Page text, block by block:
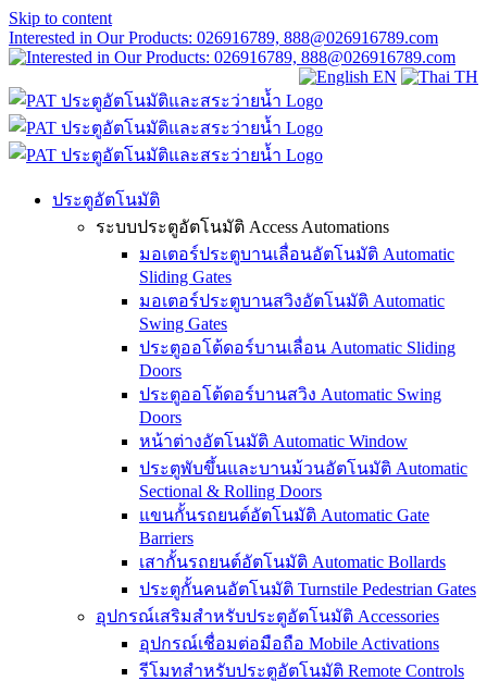
Skip to content
Interested in Our Products: 026916789, 888@026916789.com
EN TH
ประตูอัตโนมัติ
ระบบประตูอัตโนมัติ Access Automations
มอเตอร์ประตูบานเลื่อนอัตโนมัติ Automatic
Sliding Gates
มอเตอร์ประตูบานสวิงอัตโนมัติ Automatic
Swing Gates
ประตูออโต้ดอร์บานเลื่อน Automatic Sliding
Doors
ประตูออโต้ดอร์บานสวิง Automatic Swing
Doors
หน้าต่างอัตโนมัติ Automatic Window
ประตูพับขึ้นและบานม้วนอัตโนมัติ Automatic
Sectional & Rolling Doors
แขนกั้นรถยนต์อัตโนมัติ Automatic Gate
Barriers
เสากั้นรถยนต์อัตโนมัติ Automatic Bollards
ประตูกั้นคนอัตโนมัติ Turnstile Pedestrian Gates
อุปกรณ์เสริมสำหรับประตูอัตโนมัติ Accessories
อุปกรณ์เชื่อมต่อมือถือ Mobile Activations
รีโมทสำหรับประตูอัตโนมัติ Remote Controls